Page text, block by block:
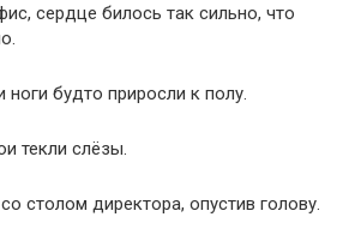
сердце билось так сильно, что
будто приросли к полу.
текли слёзы.
столом директора, опустив голову.